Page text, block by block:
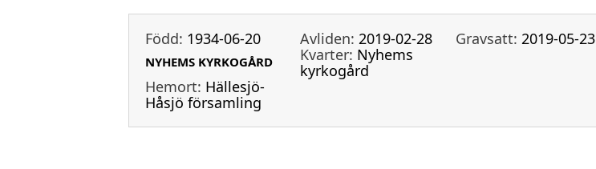
Född: 1934-06-20 Avliden: 2019-02-28 Gravsatt: 2019-05-23
NYHEMS KYRKOGÅRD Kvarter: Nyhems
kyrkogård
Hemort: Hällesjö-
Håsjö församling